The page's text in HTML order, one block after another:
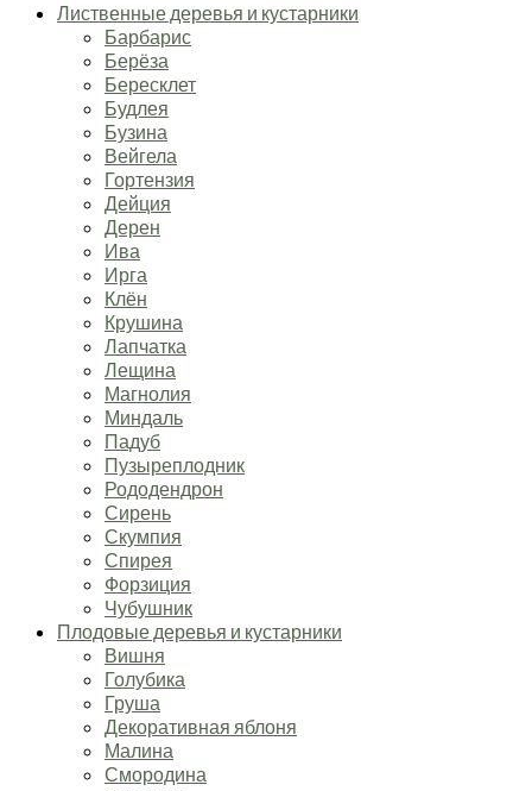
Лиственные деревья и кустарники
Барбарис
Берёза
Бересклет
Будлея
Бузина
Вейгела
Гортензия
Дейция
Дерен
Ива
Ирга
Клён
Крушина
Лапчатка
Лещина
Магнолия
Миндаль
Падуб
Пузыреплодник
Рододендрон
Сирень
Скумпия
Спирея
Форзиция
Чубушник
Плодовые деревья и кустарники
Вишня
Голубика
Груша
Декоративная яблоня
Малина
Смородина